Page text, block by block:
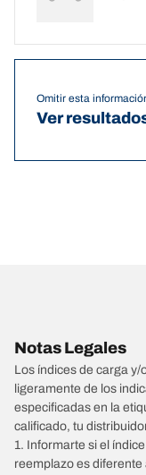
Omitir esta
Ver
Notas Legales
Los índices de carga
ligeramente de los
especificadas en la
calificado, tu
1. Informarte si el
reemplazo es diferente